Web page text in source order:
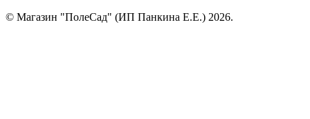
© Магазин "ПолеСад" (ИП Панкина Е.Е.) 2026.